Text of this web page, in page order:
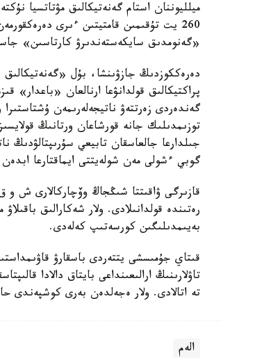
ميلليوننان استام گەنەتيكالىق مۋتاتسيا
260 يت تۇقىمىن قامتيتىن ءىرى
«گەنومدىق سايكەستەندىرۋ كارتاسىن»
دەرەككوزدىڭ جازۋىنشا، بۇل
پراكتيكالىق قولدانۋعا ارنالعان «باعدار»
گەندەردى زەرتتەۋ ناتيجەلەرىمەن
توزىمدىلىك جانە قورشاعان ورتانىڭ
جىلدارعا جالعاسقان تابيعي
گوبي ءشولى مەن شولەيتتى ايماقتارعا
قازىرگى ۋاقىتتا شىڭجاڭ وۆچاركالارى ش و
رەتىندە قولدانىلادى. ولار شەكارالىق
بەيىمدىلىگىن كورسەتىپ كەلەدى.
قىتاي جۇمىسشى يتتەردى باسقارۋ
تاۋلارىنىڭ ارالىعىنداعى بايتاق دالادا
تە اتالادى. ولار ەجەلدەن بەرى كوشپەندى
الەم